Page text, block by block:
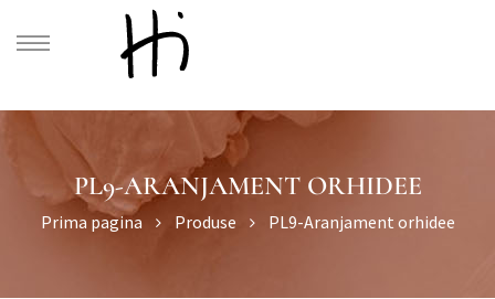
PL9-ARANJAMENT ORHIDEE
Prima pagina Produse PL9-Aranjament orhidee